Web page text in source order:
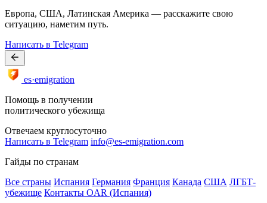
Европа, США, Латинская Америка — расскажите свою
ситуацию, наметим путь.
Написать в Telegram
es·emigration
Помощь в получении
политического убежища
Отвечаем круглосуточно
Написать в Telegram info@es-emigration.com
Гайды по странам
Все страны Испания Германия Франция Канада США ЛГБТ-
убежище Контакты OAR (Испания)